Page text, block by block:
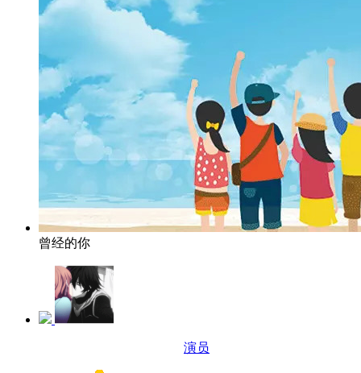
曾经的你
演员